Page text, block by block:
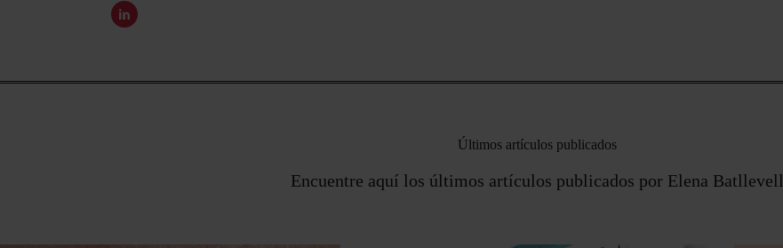
Últimos artículos publicados
Encuentre aquí los últimos artículos publicados por Elena Batllevell